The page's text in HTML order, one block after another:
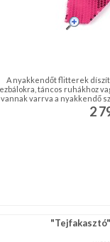
A nyakkendőt flitterek
táncos ruhákhoz
vannak varrva a nyakkendő
2